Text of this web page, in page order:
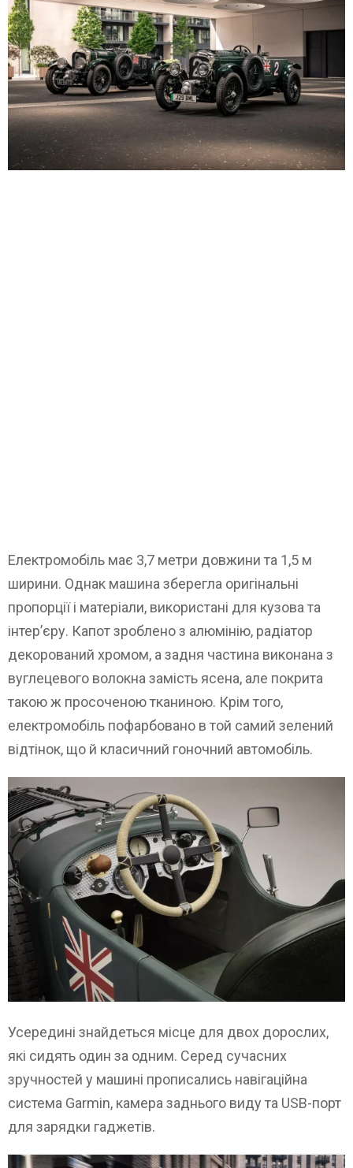
Електромобіль має 3,7 метри довжини та 1,5 м
ширини. Однак машина зберегла оригінальні
пропорції і матеріали, використані для кузова та
інтер’єру. Капот зроблено з алюмінію, радіатор
декорований хромом, а задня частина виконана з
вуглецевого волокна замість ясена, але покрита
такою ж просоченою тканиною. Крім того,
електромобіль пофарбовано в той самий зелений
відтінок, що й класичний гоночний автомобіль.
Усередині знайдеться місце для двох дорослих,
які сидять один за одним. Серед сучасних
зручностей у машині прописались навігаційна
система Garmin, камера заднього виду та USB-порт
для зарядки гаджетів.